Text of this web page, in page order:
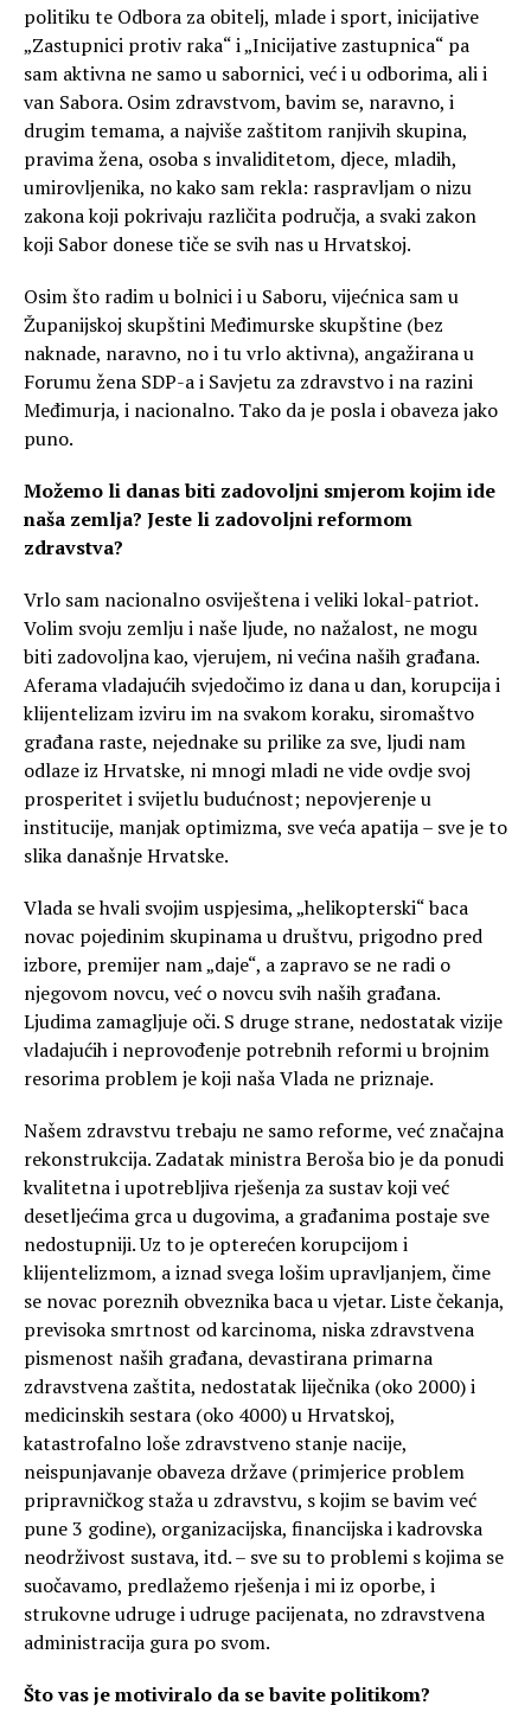
politiku te Odbora za obitelj, mlade i sport, inicijative
„Zastupnici protiv raka“ i „Inicijative zastupnica“ pa
sam aktivna ne samo u sabornici, već i u odborima, ali i
van Sabora. Osim zdravstvom, bavim se, naravno, i
drugim temama, a najviše zaštitom ranjivih skupina,
pravima žena, osoba s invaliditetom, djece, mladih,
umirovljenika, no kako sam rekla: raspravljam o nizu
zakona koji pokrivaju različita područja, a svaki zakon
koji Sabor donese tiče se svih nas u Hrvatskoj.
Osim što radim u bolnici i u Saboru, vijećnica sam u
Županijskoj skupštini Međimurske skupštine (bez
naknade, naravno, no i tu vrlo aktivna), angažirana u
Forumu žena SDP-a i Savjetu za zdravstvo i na razini
Međimurja, i nacionalno. Tako da je posla i obaveza jako
puno.
Možemo li danas biti zadovoljni smjerom kojim ide
naša zemlja? Jeste li zadovoljni reformom
zdravstva?
Vrlo sam nacionalno osviještena i veliki lokal-patriot.
Volim svoju zemlju i naše ljude, no nažalost, ne mogu
biti zadovoljna kao, vjerujem, ni većina naših građana.
Aferama vladajućih svjedočimo iz dana u dan, korupcija i
klijentelizam izviru im na svakom koraku, siromaštvo
građana raste, nejednake su prilike za sve, ljudi nam
odlaze iz Hrvatske, ni mnogi mladi ne vide ovdje svoj
prosperitet i svijetlu budućnost; nepovjerenje u
institucije, manjak optimizma, sve veća apatija – sve je to
slika današnje Hrvatske.
Vlada se hvali svojim uspjesima, „helikopterski“ baca
novac pojedinim skupinama u društvu, prigodno pred
izbore, premijer nam „daje“, a zapravo se ne radi o
njegovom novcu, već o novcu svih naših građana.
Ljudima zamagljuje oči. S druge strane, nedostatak vizije
vladajućih i neprovođenje potrebnih reformi u brojnim
resorima problem je koji naša Vlada ne priznaje.
Našem zdravstvu trebaju ne samo reforme, već značajna
rekonstrukcija. Zadatak ministra Beroša bio je da ponudi
kvalitetna i upotrebljiva rješenja za sustav koji već
desetljećima grca u dugovima, a građanima postaje sve
nedostupniji. Uz to je opterećen korupcijom i
klijentelizmom, a iznad svega lošim upravljanjem, čime
se novac poreznih obveznika baca u vjetar. Liste čekanja,
previsoka smrtnost od karcinoma, niska zdravstvena
pismenost naših građana, devastirana primarna
zdravstvena zaštita, nedostatak liječnika (oko 2000) i
medicinskih sestara (oko 4000) u Hrvatskoj,
katastrofalno loše zdravstveno stanje nacije,
neispunjavanje obaveza države (primjerice problem
pripravničkog staža u zdravstvu, s kojim se bavim već
pune 3 godine), organizacijska, financijska i kadrovska
neodrživost sustava, itd. – sve su to problemi s kojima se
suočavamo, predlažemo rješenja i mi iz oporbe, i
strukovne udruge i udruge pacijenata, no zdravstvena
administracija gura po svom.
Što vas je motiviralo da se bavite politikom?